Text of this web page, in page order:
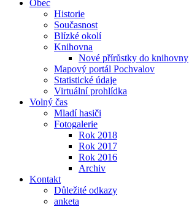
Obec
Historie
Současnost
Blízké okolí
Knihovna
Nové přírůstky do knihovny
Mapový portál Pochvalov
Statistické údaje
Virtuální prohlídka
Volný čas
Mladí hasiči
Fotogalerie
Rok 2018
Rok 2017
Rok 2016
Archiv
Kontakt
Důležité odkazy
anketa